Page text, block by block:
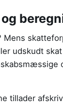
udskudt
tillader